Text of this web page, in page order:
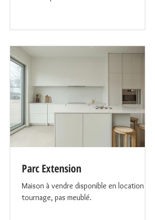
Parc Extension
Maison à vendre disponible en location
tournage, pas meublé.